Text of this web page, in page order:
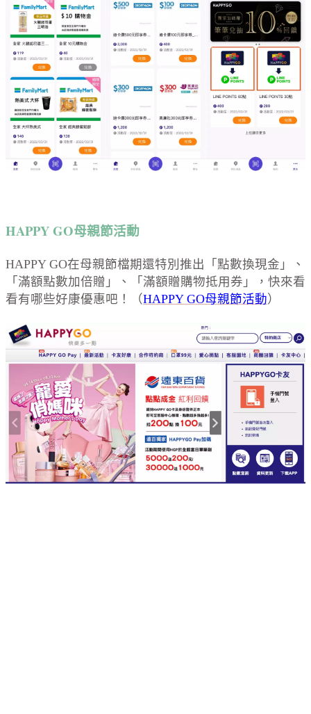
HAPPY GO母親節活動
HAPPY GO在母親節檔期還特別推出「點數換現金」、
「滿額點數加倍贈」、「滿額贈購物抵用券」，快來看
看有哪些好康優惠吧！（HAPPY GO母親節活動）